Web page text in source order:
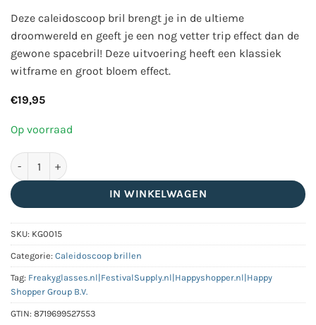
Deze caleidoscoop bril brengt je in de ultieme
droomwereld en geeft je een nog vetter trip effect dan de
gewone spacebril! Deze uitvoering heeft een klassiek
witframe en groot bloem effect.
€19,95
Op voorraad
Classic caleidoscoop bril wit | big flower aantal
IN WINKELWAGEN
SKU: KG0015
Categorie: Caleidoscoop brillen
Tag: Freakyglasses.nl|FestivalSupply.nl|Happyshopper.nl|Happy
Shopper Group B.V.
GTIN: 8719699527553